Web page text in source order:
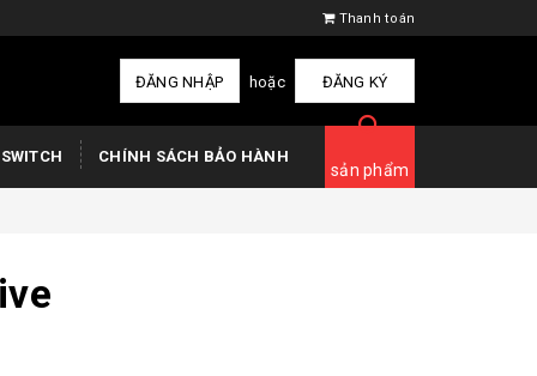
Thanh toán
ĐĂNG NHẬP hoặc ĐĂNG KÝ
CHÍNH SÁCH BẢO HÀNH
sản phẩm